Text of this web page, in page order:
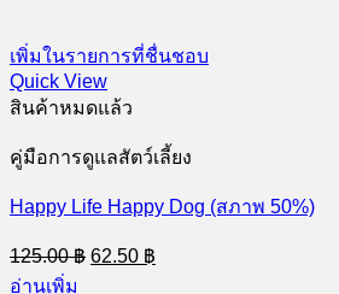
เพิ่มในรายการที่ชื่นชอบ
Quick View
สินค้าหมดแล้ว
คู่มือการดูแลสัตว์เลี้ยง
Happy Life Happy Dog (สภาพ 50%)
125.00฿ Original
price
62.50 ฿
price
อ่านเพิ่ม